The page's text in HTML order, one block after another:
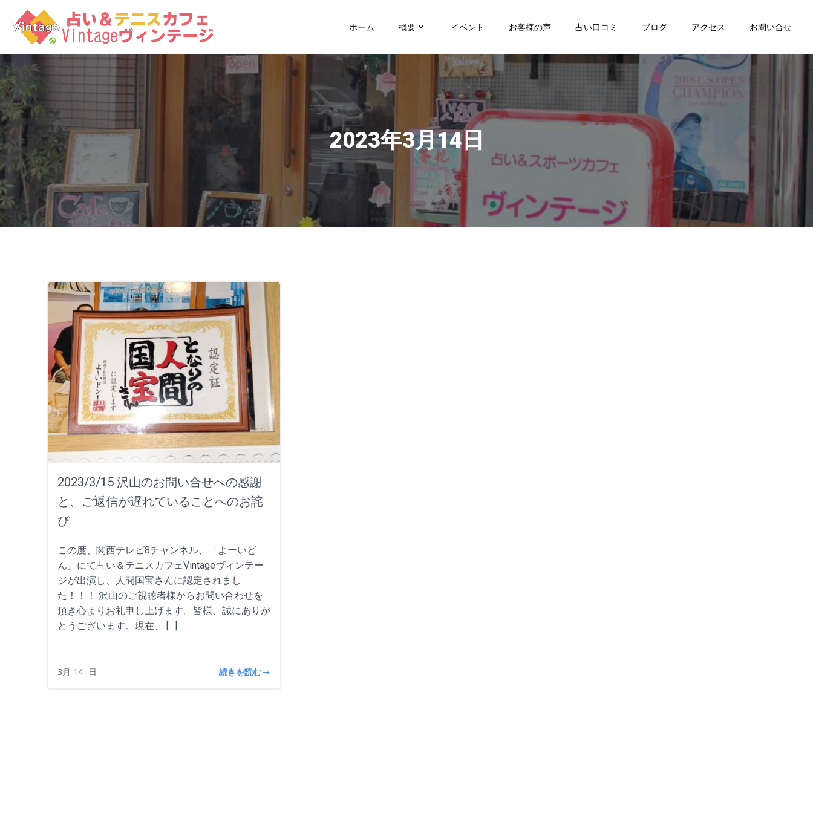
ツ
へ
ス
キ
ッ
プ
ホーム 概要 イベント お客様の声 占い口コミ ブログ アクセス お問い合せ
2023年3月14日
2023/3/15 沢山のお問い合せへの感謝
と、ご返信が遅れていることへのお詫
び
この度、関西テレビ8チャンネル、「よーいど
ん」にて占い＆テニスカフェVintageヴィンテー
ジが出演し、人間国宝さんに認定されまし
た！！！ 沢山のご視聴者様からお問い合わせを
頂き心よりお礼申し上げます。皆様、誠にありが
とうございます。現在、 […]
3月 14 日 続きを読む